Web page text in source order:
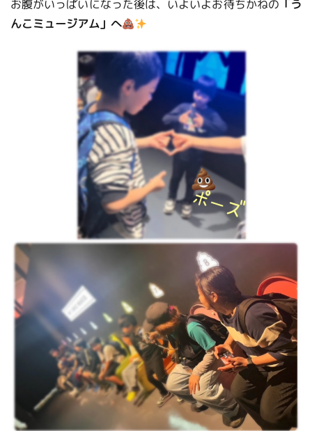
お腹がいっぱいになった後は、いよいよお待ちかねの 「う
んこミュージアム」へ